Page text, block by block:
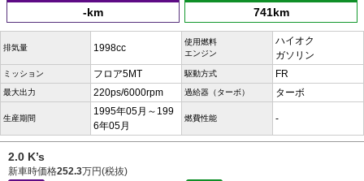
-km 741km
排気量 1998cc
使用燃料
エンジン
ハイオク
ガソリン
ミッション フロア5MT 駆動方式 FR
最大出力 220ps/6000rpm 過給器（ターボ） ターボ
生産期間
1995年05月～199
6年05月
燃費性能 -
2.0 K’s
新車時価格252.3万円(税抜)